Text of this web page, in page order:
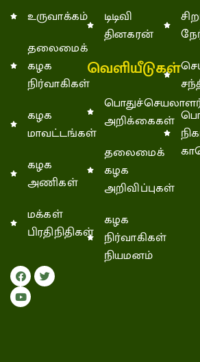
உருவாக்கம்
தலைமைக்
கழக
நிர்வாகிகள்
கழக
மாவட்டங்கள்
கழக
அணிகள்
மக்கள்
பிரதிநிதிகள்
டிடிவி
தினகரன்
வெளியீடுகள்
அறிக்கைகள்
தலைமைக்
கழக
அறிவிப்புகள்
கழக
நிர்வாகிகள்
நியமனம்